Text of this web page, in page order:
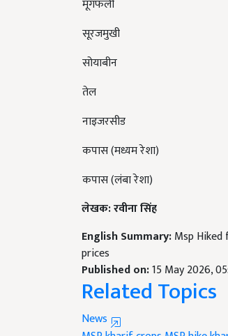
prices
Published on:
Related Topics
News
MSPkharif crops MSP hike